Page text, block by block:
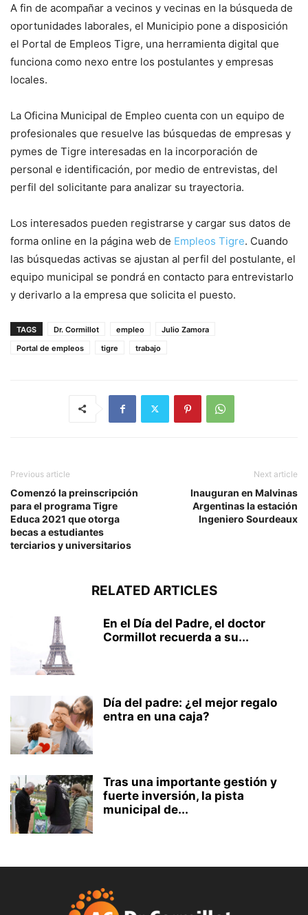
A fin de acompañar a vecinos y vecinas en la búsqueda de
oportunidades laborales, el Municipio pone a disposición
el Portal de Empleos Tigre, una herramienta digital que
funciona como nexo entre los postulantes y empresas
locales.
La Oficina Municipal de Empleo cuenta con un equipo de
profesionales que resuelve las búsquedas de empresas y
pymes de Tigre interesadas en la incorporación de
personal e identificación, por medio de entrevistas, del
perfil del solicitante para analizar su trayectoria.
Los interesados pueden registrarse y cargar sus datos de
forma online en la página web de Empleos Tigre. Cuando
las búsquedas activas se ajustan al perfil del postulante, el
equipo municipal se pondrá en contacto para entrevistarlo
y derivarlo a la empresa que solicita el puesto.
TAGS Dr. Cormillot empleo
Julio Zamora
Portal de empleos
tigre trabajo
Previous article
Comenzó la preinscripción
para el programa Tigre
Educa 2021 que otorga
becas a estudiantes
terciarios y universitarios
Next article
Inauguran en Malvinas
Argentinas la estación
Ingeniero Sourdeaux
RELATED ARTICLES
En el Día del Padre, el doctor
Cormillot recuerda a su...
Día del padre: ¿el mejor regalo
entra en una caja?
Tras una importante gestión y
fuerte inversión, la pista
municipal de...